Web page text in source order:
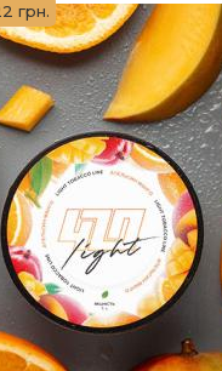
грн.